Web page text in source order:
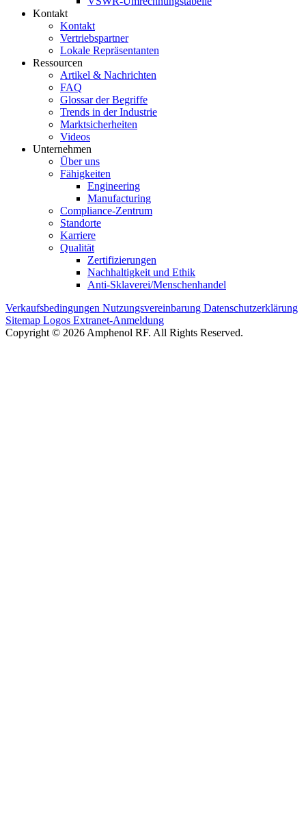
Kontakt
Kontakt
Vertriebspartner
Lokale Repräsentanten
Ressourcen
Artikel & Nachrichten
FAQ
Glossar der Begriffe
Trends in der Industrie
Marktsicherheiten
Videos
Unternehmen
Über uns
Fähigkeiten
Engineering
Manufacturing
Compliance-Zentrum
Standorte
Karriere
Qualität
Zertifizierungen
Nachhaltigkeit und Ethik
Anti-Sklaverei/Menschenhandel
Verkaufsbedingungen Nutzungsvereinbarung Datenschutzerklärung
Sitemap Logos Extranet-Anmeldung
Copyright © 2026 Amphenol RF. All Rights Reserved.